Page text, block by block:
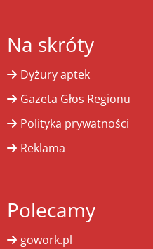
Na skróty
Dyżury aptek
Gazeta Głos Regionu
Polityka prywatności
Reklama
Polecamy
gowork.pl